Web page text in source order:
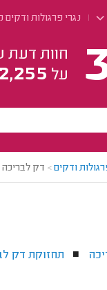
נגרי פרגולות ודקים
חוות דעת
על
ודקים> דק לבריכה
■ תחזוקת דק